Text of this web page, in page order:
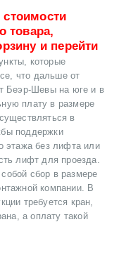
товара,
и перейти
которые
что дальше от
Беэр-Шевы на юге и в
плату в размере
в
поддержки
этажа без лифта или
лифт для проезда.
сбор в размере
компании. В
требуется кран,
а оплату такой